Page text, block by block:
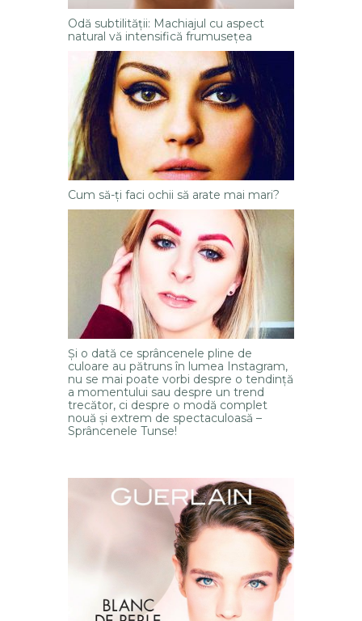
Odă subtilităţii: Machiajul cu aspect
natural vă intensifică frumuseţea
Cum să-ți faci ochii să arate mai mari?
Și o dată ce sprâncenele pline de
culoare au pătruns în lumea Instagram,
nu se mai poate vorbi despre o tendință
a momentului sau despre un trend
trecător, ci despre o modă complet
nouă și extrem de spectaculoasă –
Sprâncenele Tunse!